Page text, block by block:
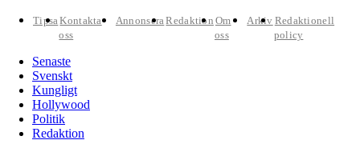
TipsaKontakta
oss
AnnonseraRedaktion Om
oss
Arkiv Redaktionell
policy
Senaste
Svenskt
Kungligt
Hollywood
Politik
Redaktion